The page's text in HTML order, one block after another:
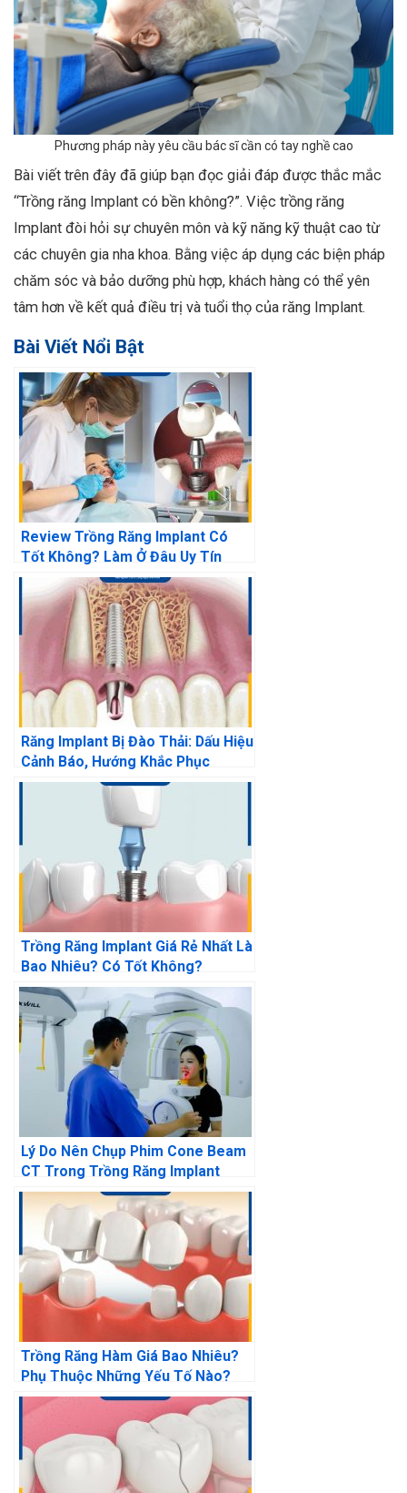
Phương pháp này yêu cầu bác sĩ cần có tay nghề cao
Bài viết trên đây đã giúp bạn đọc giải đáp được thắc mắc
“Trồng răng Implant có bền không?”. Việc trồng răng
Implant đòi hỏi sự chuyên môn và kỹ năng kỹ thuật cao từ
các chuyên gia nha khoa. Bằng việc áp dụng các biện pháp
chăm sóc và bảo dưỡng phù hợp, khách hàng có thể yên
tâm hơn về kết quả điều trị và tuổi thọ của răng Implant.
Bài Viết Nổi Bật
Review Trồng Răng Implant Có
Tốt Không? Làm Ở Đâu Uy Tín
Răng Implant Bị Đào Thải: Dấu Hiệu
Cảnh Báo, Hướng Khắc Phục
Trồng Răng Implant Giá Rẻ Nhất Là
Bao Nhiêu? Có Tốt Không?
Lý Do Nên Chụp Phim Cone Beam
CT Trong Trồng Răng Implant
Trồng Răng Hàm Giá Bao Nhiêu?
Phụ Thuộc Những Yếu Tố Nào?